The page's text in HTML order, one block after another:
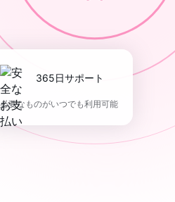
365日サポート
必要なものがいつでも利用可能